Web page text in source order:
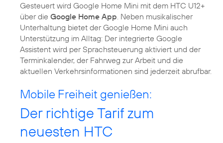
Gesteuert wird Google Home Mini mit dem HTC U12+
über die Google Home App. Neben musikalischer
Unterhaltung bietet der Google Home Mini auch
Unterstützung im Alltag: Der integrierte Google
Assistent wird per Sprachsteuerung aktiviert und der
Terminkalender, der Fahrweg zur Arbeit und die
aktuellen Verkehrsinformationen sind jederzeit abrufbar.
Mobile Freiheit genießen:
Der richtige Tarif zum
neuesten HTC